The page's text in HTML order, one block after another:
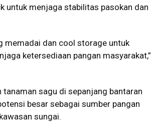
untuk menjaga stabilitas pasokan dan
memadai dan cool storage untuk
ketersediaan pangan masyarakat,”
sagu di sepanjang bantaran
besar sebagai sumber pangan
sungai.